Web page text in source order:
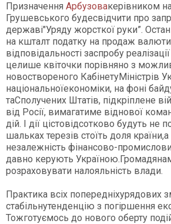
Призначення Арбузовакерівником
Грушевського будесвідчити про
державі"Уряду жорсткої руки”.
на кшталт податку на продаж
відповідальності заспробу
целише квіточки порівняно з
новоствореного КабінетуМіністрів
національноїекономіки, на фоні
таСполучених Штатів, підкріплене
від Росії, вимагатиме віднової
дій. І дії цістовідсотково будуть не
шальках терезів стоїть доля країни,а
незалежність фінансово-
давно керують
розраховувати налояльність влади.
Практика всіх попередніхурядових
стабільнутенденцію з погіршення
Тожготуємось до нового оберту